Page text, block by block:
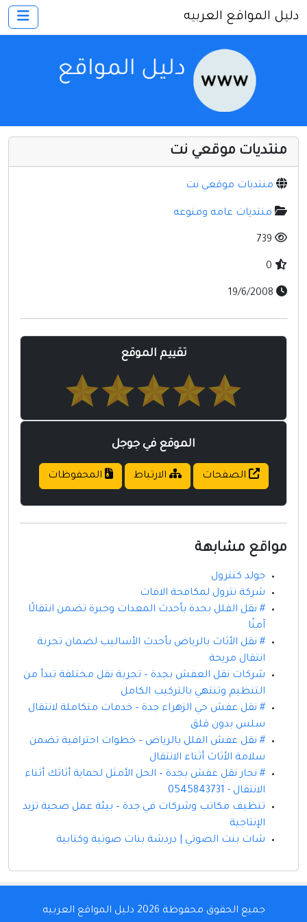
اتصل بنا
أخرى ومنوعه
إنترنت وشبكات
الأسرة والترفيه
مواقع طبيه
دليل المواقع العربيه
منتديات موقعي نت
منتديات موقعي نت
منتديات عامه ومنوعه
تقييم الموقع
الموقع في جوجل
الصفحات الارتباط المحفوظات
مواقع مشابهة
جولد كنترول
شركة نترول لمكافحة الافات
# نقل الفلل بجدة بأحدث المعدات وخبرة تضمن انتقالًا
آمنًا
# نقل الأثاث بالرياض بأحدث الأساليب لضمان تجربة
انتقال مريحة
شركات نقل العفش بجدة – تجربة نقل مختلفة تبدأ من
التنظيم وتنتهي بالتركيب الكامل
# نقل عفش حي الزهراء جدة – خدمات متكاملة لانتقال
سلس بدون قلق
# نقل عفش الفلل بالرياض – خطوات احترافية تضمن
سلامة الأثاث أثناء الانتقال
# نجار نقل عفش بجدة – الحل الأمثل لحماية أثاثك أثناء
الانتقال - 0545843731
تنظيف مكاتب وشركات في جدة – بيئة عمل صحية تزيد
الإنتاجية
شات بنت الصوتي | دردشة بنات صوتية وكتابية
جميع الحقوق محفوظة 2026 دليل المواقع العربيه